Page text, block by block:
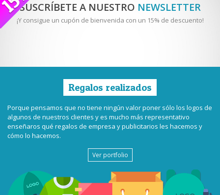
SUSCRÍBETE A NUESTRO NEWSLETTER
¡Y consigue un cupón de bienvenida con un 15% de descuento!
Regalos realizados
Porque pensamos que no tiene ningún valor poner sólo los logos de
algunos de nuestros clientes y es mucho más representativo
enseñaros qué regalos de empresa y publicitarios les hacemos y
cómo lo hacemos.
Ver portfolio